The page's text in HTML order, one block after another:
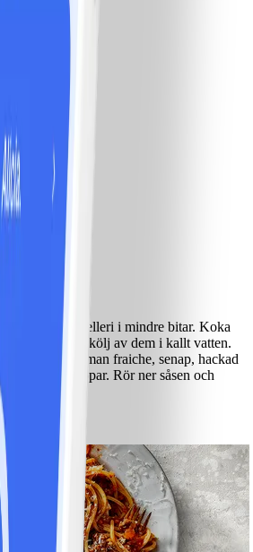
skär selleri i mindre bitar. Koka
ca 5 min. Skölj av dem i kallt vatten.
Blanda samman fraiche, senap, hackad
salt och peppar. Rör ner såsen och